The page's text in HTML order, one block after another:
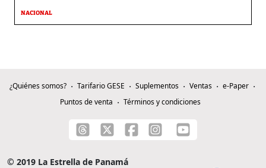
NACIONAL
¿Quiénes somos? Tarifario GESE Suplementos Ventas
e-Paper
Puntos de venta
Términos y condiciones
© 2019 La Estrella de Panamá